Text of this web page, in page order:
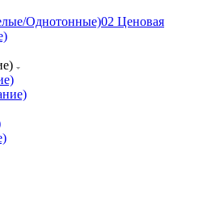
Однотонные)02 Ценовая